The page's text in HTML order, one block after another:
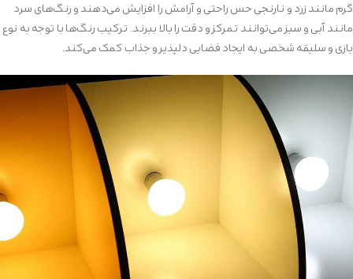
گرم مانند زرد و نارنجی حس راحتی و آرامش را افزایش می‌دهند و رنگ‌های سرد
مانند آبی و سبز می‌توانند تمرکز و دقت را بالا ببرند. ترکیب رنگ‌ها با توجه به نوع
بازی و سلیقه شخصی به ایجاد فضایی دلپذیر و جذاب کمک می‌کند.